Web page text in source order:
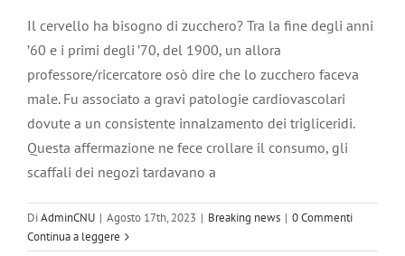
Il cervello ha bisogno di zucchero? Tra la fine degli anni
’60 e i primi degli ’70, del 1900, un allora
professore/ricercatore osò dire che lo zucchero faceva
male. Fu associato a gravi patologie cardiovascolari
dovute a un consistente innalzamento dei trigliceridi.
Questa affermazione ne fece crollare il consumo, gli
scaffali dei negozi tardavano a
DiAdminCNU | Agosto 17th, 2023 | Breaking news | 0 Commenti
Continua a leggere